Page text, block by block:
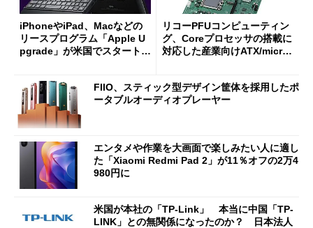
iPhoneやiPad、Macなどの
リースプログラム「Apple U
pgrade」が米国でスタート／
ut」が明...
リコーPFUコンピューティン
グ、Coreプロセッサの搭載に
対応した産業向けATX/micro
FIIO、スティック型デザイン筐体を採用したポ
ータブルオーディオプレーヤー
エンタメや作業を大画面で楽しみたい人に適し
た「Xiaomi Redmi Pad 2」が11％オフの2万4
980円に
米国が本社の「TP-Link」 本当に中国「TP-
LINK」との無関係になったのか？ 日本法人